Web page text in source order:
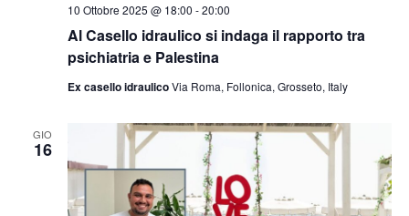
Al Casello idraulico si indaga il rapporto tra
psichiatria e Palestina
10 Ottobre 2025 @ 18:00 -20:00
Ex casello idraulicoVia Roma, Follonica, Grosseto, Italy
GIO
16